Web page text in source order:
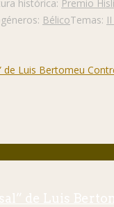
histórica: Premio
BélicoTemas:
de Luis